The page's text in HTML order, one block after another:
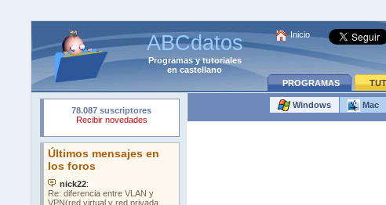
ABCdatos
Programasytutoriales
en castellano
Inicio
PROGRAMAS
Windows Mac